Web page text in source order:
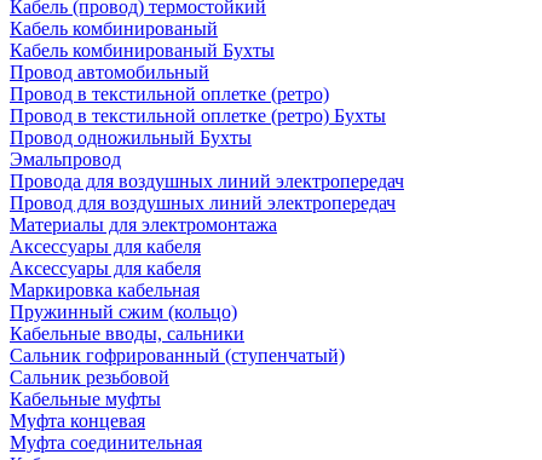
Кабель (провод) термостойкий
Кабель комбинированый
Кабель комбинированый Бухты
Провод автомобильный
Провод в текстильной оплетке (ретро)
Провод в текстильной оплетке (ретро) Бухты
Провод одножильный Бухты
Эмальпровод
Провода для воздушных линий электропередач
Провод для воздушных линий электропередач
Материалы для электромонтажа
Аксессуары для кабеля
Аксессуары для кабеля
Маркировка кабельная
Пружинный сжим (кольцо)
Кабельные вводы, сальники
Сальник гофрированный (ступенчатый)
Сальник резьбовой
Кабельные муфты
Муфта концевая
Муфта соединительная